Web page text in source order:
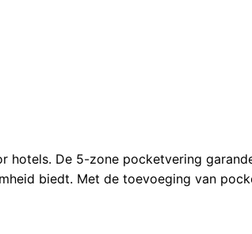
De 5-zone pocketvering
biedt. Met de toevoeging van